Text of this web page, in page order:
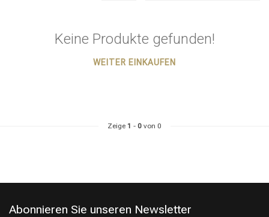
Keine Produkte gefunden!
WEITER EINKAUFEN
Zeige 1 - 0 von 0
Abonnieren Sie unseren Newsletter